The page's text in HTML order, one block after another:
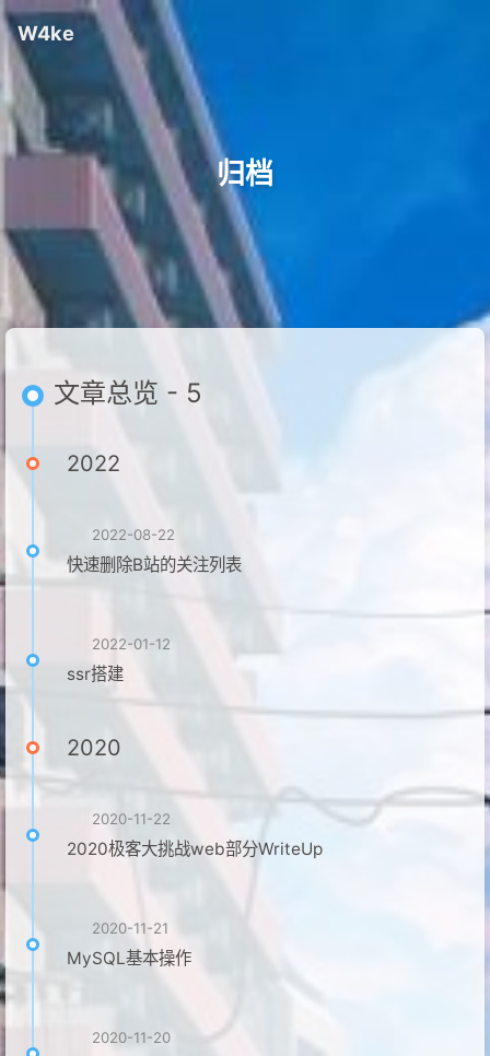
W4ke
归档
文章总览 - 5
2022
2022-08-22
快速删除B站的关注列表
2022-01-12
ssr搭建
2020
2020-11-22
2020极客大挑战web部分WriteUp
2020-11-21
MySQL基本操作
2020-11-20